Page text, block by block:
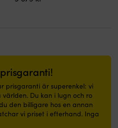
prisgaranti är superenkel: vi
Du kan i lugn och ro
den billigare hos en annan
vi priset i efterhand. Inga